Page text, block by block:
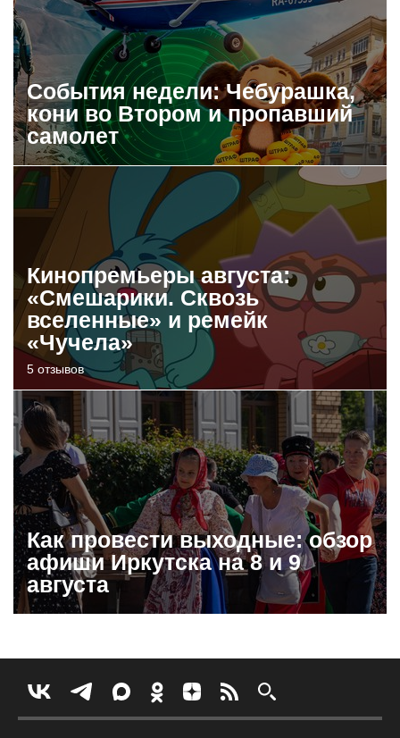
События недели: Чебурашка,
кони во Втором и пропавший
самолет
Кинопремьеры августа:
«Смешарики. Сквозь
вселенные» и ремейк
«Чучела»
5 отзывов
Как провести выходные: обзор
афиши Иркутска на 8 и 9
августа